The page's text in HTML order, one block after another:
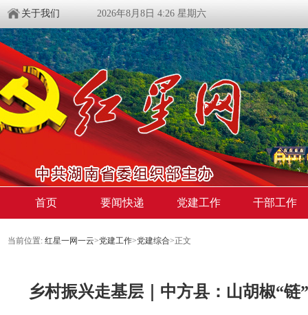
关于我们 2026年8月8日 4:26 星期六
首页 要闻快递 党建工作 干部工作
当前位置: 红星一网一云>党建工作>党建综合>正文
乡村振兴走基层｜中方县：山胡椒“链